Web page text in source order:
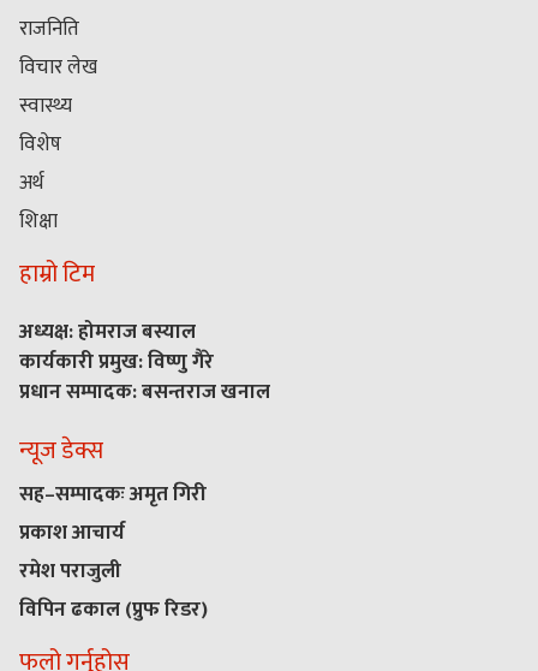
राजनिति
विचार लेख
स्वास्थ्य
विशेष
अर्थ
शिक्षा
हाम्रो टिम
अध्यक्ष: होमराज बस्याल
कार्यकारी प्रमुख: विष्णु गैरे
प्रधान सम्पादक: बसन्तराज खनाल
न्यूज डेक्स
सह–सम्पादकः अमृत गिरी
प्रकाश आचार्य
रमेश पराजुली
विपिन ढकाल (प्रुफ रिडर)
फलो गर्नुहोस्